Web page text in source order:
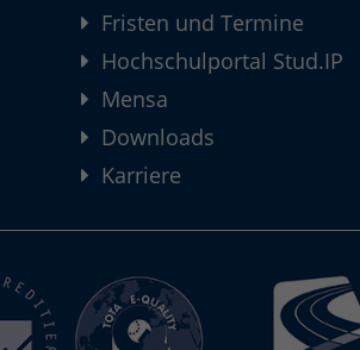
Fristen und Termine
Hochschulportal Stud.IP
Mensa
Downloads
Karriere